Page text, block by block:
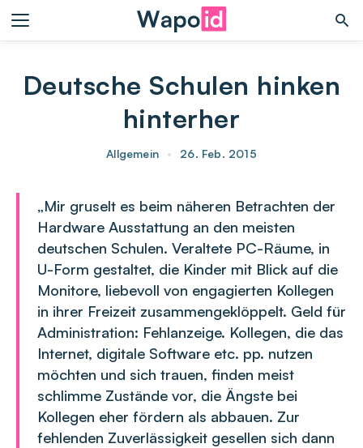
Deutsche Schulen hinken
hinterher
Allgemein • 26. Feb. 2015
„Mir gruselt es beim näheren Betrachten der
Hardware Ausstattung an den meisten
deutschen Schulen. Veraltete PC-Räume, in
U-Form gestaltet, die Kinder mit Blick auf die
Monitore, liebevoll von engagierten Kollegen
in ihrer Freizeit zusammengeklöppelt. Geld für
Administration: Fehlanzeige. Kollegen, die das
Internet, digitale Software etc. pp. nutzen
möchten und sich trauen, finden meist
schlimme Zustände vor, die Ängste bei
Kollegen eher fördern als abbauen. Zur
fehlenden Zuverlässigkeit gesellen sich dann